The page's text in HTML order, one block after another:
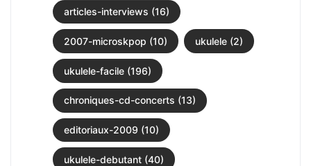
articles-interviews (16)
2007-microskpop (10) ukulele (2)
ukulele-facile (196)
chroniques-cd-concerts (13)
editoriaux-2009 (10)
ukulele-debutant (40)